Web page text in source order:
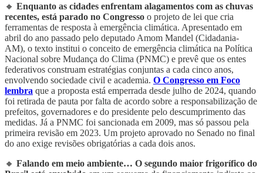
🔸 Enquanto as cidades enfrentam alagamentos com as chuvas
recentes, está parado no Congresso o projeto de lei que cria
ferramentas de resposta à emergência climática. Apresentado em
abril do ano passado pelo deputado Amom Mandel (Cidadania-
AM), o texto institui o conceito de emergência climática na Política
Nacional sobre Mudança do Clima (PNMC) e prevê que os entes
federativos construam estratégias conjuntas a cada cinco anos,
envolvendo sociedade civil e academia. O Congresso em Foco
lembra que a proposta está emperrada desde julho de 2024, quando
foi retirada de pauta por falta de acordo sobre a responsabilização de
prefeitos, governadores e do presidente pelo descumprimento das
medidas. Já a PNMC foi sancionada em 2009, mas só passou pela
primeira revisão em 2023. Um projeto aprovado no Senado no final
do ano exige revisões obrigatórias a cada dois anos.
🔸 Falando em meio ambiente… O segundo maior frigorífico do